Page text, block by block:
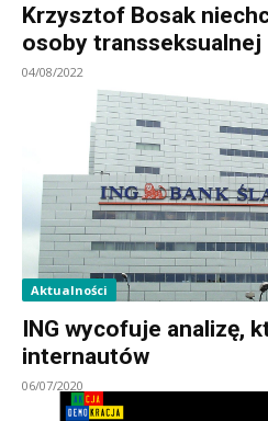
Krzysztof Bosak
osoby transseksualnej
04/08/2022
Aktualności
ING wycofuje analizę,
internautów
06/07/2020